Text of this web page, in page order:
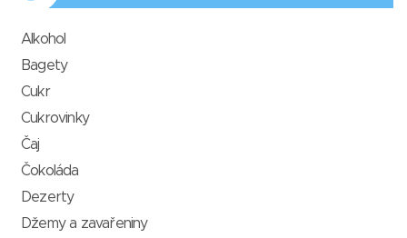
Alkohol
Bagety
Cukr
Cukrovinky
Čaj
Čokoláda
Dezerty
Džemy a zavařeniny